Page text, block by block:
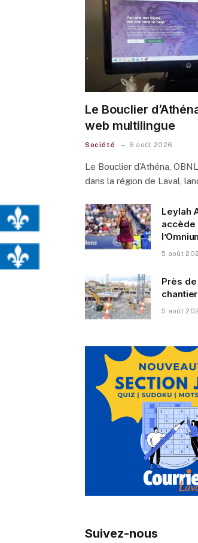
Le Bouclier
web multilingue
Société 6 août 2026
Le Bouclier d’Athéna,
dans la région de Laval,
Leylah
accède
5 août
Près
5 août
Suivez-nous